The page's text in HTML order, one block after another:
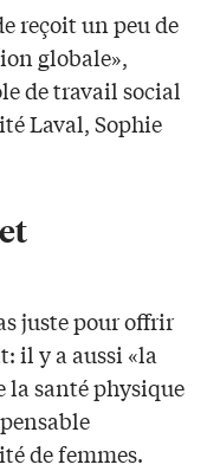
reçoit un peu de
globale»,
de travail social
Laval, Sophie
juste pour offrir
il y a aussi «la
la santé physique
de femmes.